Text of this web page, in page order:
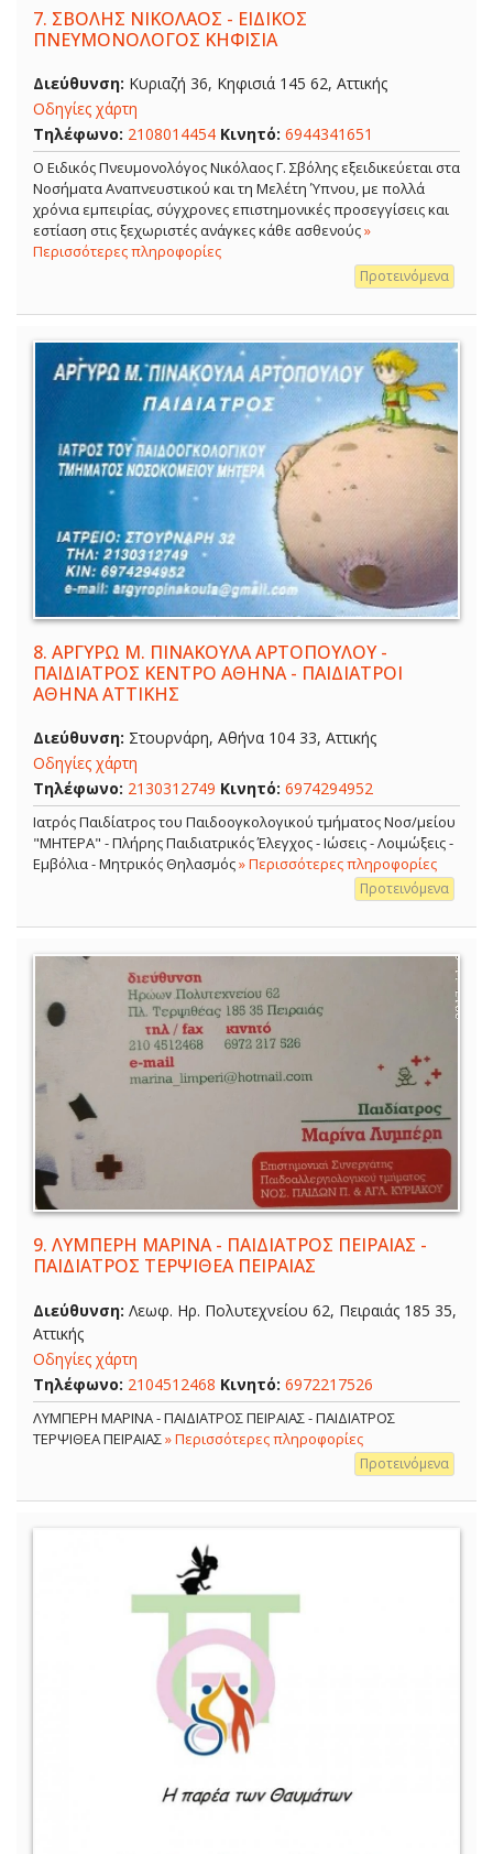
7. ΣΒΟΛΗΣ ΝΙΚΟΛΑΟΣ - ΕΙΔΙΚΟΣ
ΠΝΕΥΜΟΝΟΛΟΓΟΣ ΚΗΦΙΣΙΑ
Διεύθυνση: Κυριαζή 36, Κηφισιά 145 62, Αττικής
Οδηγίες χάρτη
Τηλέφωνο: 2108014454 Κινητό: 6944341651
O Ειδικός Πνευμονολόγος Νικόλαος Γ. Σβόλης εξειδικεύεται στα
Νοσήματα Αναπνευστικού και τη Μελέτη Ύπνου, με πολλά
χρόνια εμπειρίας, σύγχρονες επιστημονικές προσεγγίσεις και
εστίαση στις ξεχωριστές ανάγκες κάθε ασθενούς»
Περισσότερες πληροφορίες
Προτεινόμενα
8. ΑΡΓΥΡΩ Μ. ΠΙΝΑΚΟΥΛΑ ΑΡΤΟΠΟΥΛΟΥ -
ΠΑΙΔΙΑΤΡΟΣ ΚΕΝΤΡΟ ΑΘΗΝΑ - ΠΑΙΔΙΑΤΡΟΙ
ΑΘΗΝΑ ΑΤΤΙΚΗΣ
Διεύθυνση: Στουρνάρη, Αθήνα 104 33, Αττικής
Οδηγίες χάρτη
Τηλέφωνο: 2130312749 Κινητό: 6974294952
Ιατρός Παιδίατρος του Παιδοογκολογικού τμήματος Νοσ/μείου
"ΜΗΤΕΡΑ" - Πλήρης Παιδιατρικός Έλεγχος - Ιώσεις - Λοιμώξεις -
Εμβόλια - Μητρικός Θηλασμός» Περισσότερες πληροφορίες
Προτεινόμενα
9. ΛΥΜΠΕΡΗ ΜΑΡΙΝΑ - ΠΑΙΔΙΑΤΡΟΣ ΠΕΙΡΑΙΑΣ -
ΠΑΙΔΙΑΤΡΟΣ ΤΕΡΨΙΘΕΑ ΠΕΙΡΑΙΑΣ
Διεύθυνση: Λεωφ. Ηρ. Πολυτεχνείου 62, Πειραιάς 185 35,
Αττικής
Οδηγίες χάρτη
Τηλέφωνο: 2104512468 Κινητό: 6972217526
ΛΥΜΠΕΡΗ ΜΑΡΙΝΑ - ΠΑΙΔΙΑΤΡΟΣ ΠΕΙΡΑΙΑΣ - ΠΑΙΔΙΑΤΡΟΣ
ΤΕΡΨΙΘΕΑ ΠΕΙΡΑΙΑΣ» Περισσότερες πληροφορίες
Προτεινόμενα